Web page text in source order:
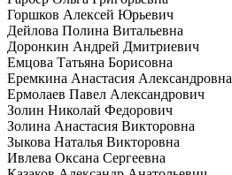
Горшков Алексей Юрьевич
Дейлова Полина Витальевна
Доронкин Андрей Дмитриевич
Емцова Татьяна Борисовна
Еремкина Анастасия Александровна
Ермолаев Павел Александрович
Золин Николай Федорович
Золина Анастасия Викторовна
Зыкова Наталья Викторовна
Ивлева Оксана Сергеевна